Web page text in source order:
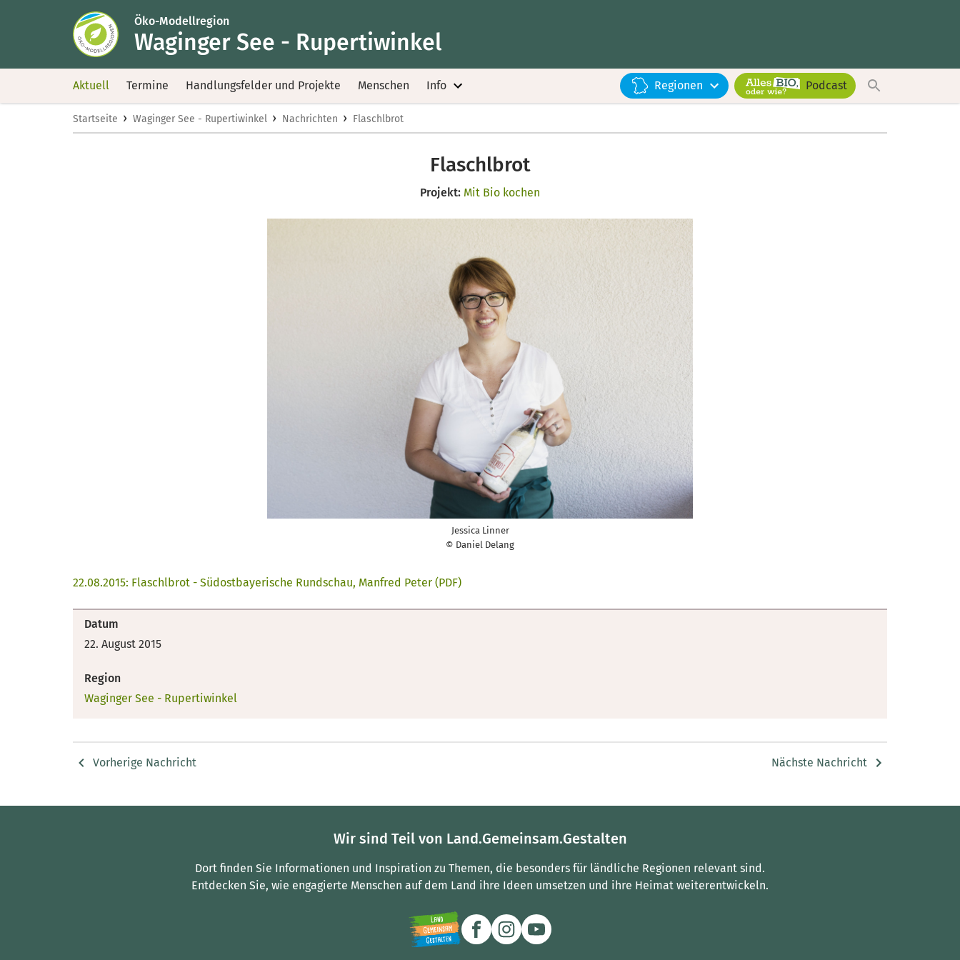
Öko-Modellregion
Waginger See - Rupertiwinkel
Aktuell Termine Handlungsfelder und Projekte Menschen Info Regionen Podcast
Startseite › Waginger See - Rupertiwinkel › Nachrichten › Flaschlbrot
Flaschlbrot
Projekt: Mit Bio kochen
Jessica Linner
© Daniel Delang
22.08.2015: Flaschlbrot - Südostbayerische Rundschau, Manfred Peter (PDF)
Datum
22. August 2015
Region
Waginger See - Rupertiwinkel
Vorherige Nachricht Nächste Nachricht
Wir sind Teil von Land.Gemeinsam.Gestalten
Dort finden Sie Informationen und Inspiration zu Themen, die besonders für ländliche Regionen relevant sind.
Entdecken Sie, wie engagierte Menschen auf dem Land ihre Ideen umsetzen und ihre Heimat weiterentwickeln.